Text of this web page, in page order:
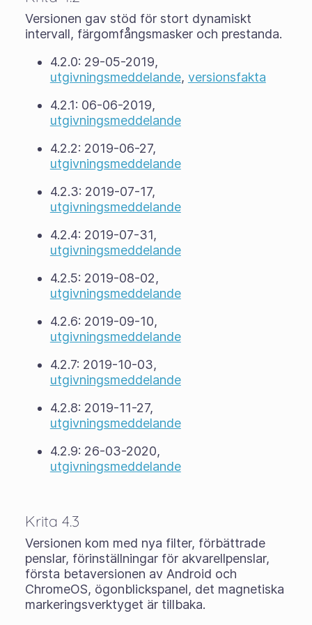
Versionen gav stöd för stort dynamiskt
intervall, färgomfångsmasker och prestanda.
4.2.0: 29-05-2019,
utgivningsmeddelande, versionsfakta
4.2.1: 06-06-2019,
utgivningsmeddelande
4.2.2: 2019-06-27,
utgivningsmeddelande
4.2.3: 2019-07-17,
utgivningsmeddelande
4.2.4: 2019-07-31,
utgivningsmeddelande
4.2.5: 2019-08-02,
utgivningsmeddelande
4.2.6: 2019-09-10,
utgivningsmeddelande
4.2.7: 2019-10-03,
utgivningsmeddelande
4.2.8: 2019-11-27,
utgivningsmeddelande
4.2.9: 26-03-2020,
utgivningsmeddelande
Krita 4.3
Versionen kom med nya filter, förbättrade
penslar, förinställningar för akvarellpenslar,
första betaversionen av Android och
ChromeOS, ögonblickspanel, det magnetiska
markeringsverktyget är tillbaka.